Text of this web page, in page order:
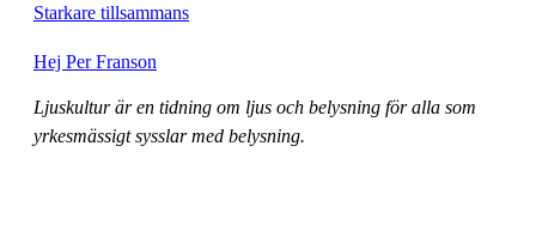
Starkare tillsammans
Hej Per Franson
Ljuskultur är en tidning om ljus och belysning för alla som
yrkesmässigt sysslar med belysning.